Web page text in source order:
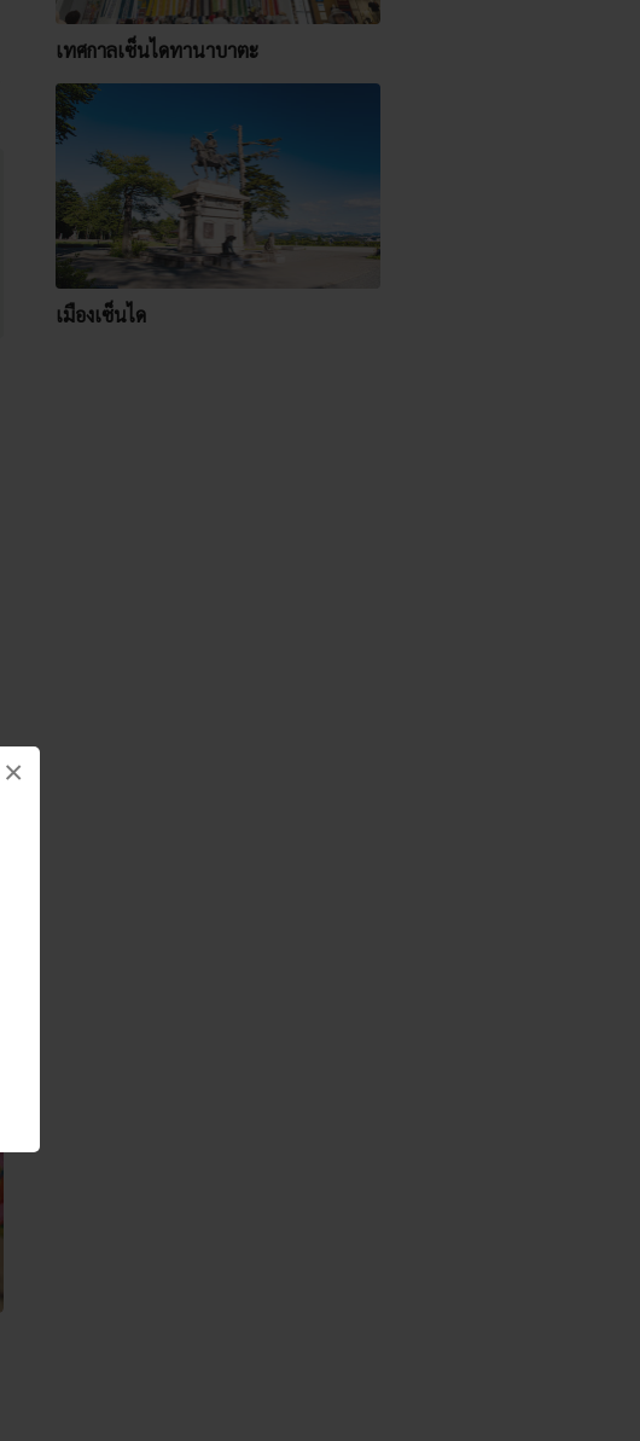
×
เทศกาลเซ็นไดทานาบาตะ
เมืองเซ็นได